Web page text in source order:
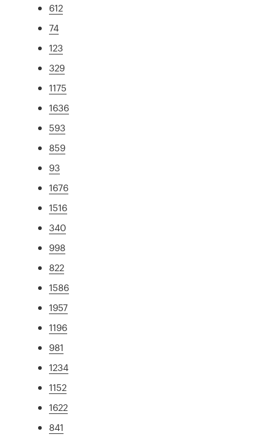
612
74
123
329
1175
1636
593
859
93
1676
1516
340
998
822
1586
1957
1196
981
1234
1152
1622
841